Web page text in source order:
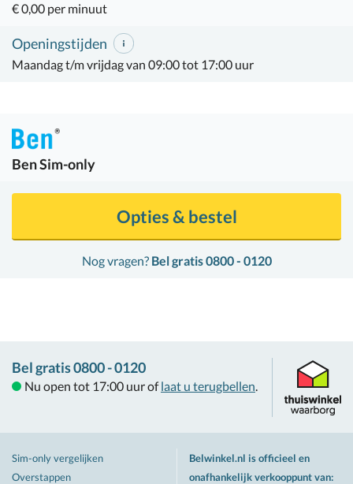
€ 0,00 per minuut
Openingstijden
Maandag t/m vrijdag van 09:00 tot 17:00 uur
BenSim-only
Nog vragen? Bel gratis 0800 - 0120
Opties & bestel
Bel gratis 0800 - 0120
Nu open tot 17:00 uur of laat u terugbellen.
Sim-only vergelijken
Overstappen
Belwinkel.nl is officieel en
onafhankelijk verkooppunt van: